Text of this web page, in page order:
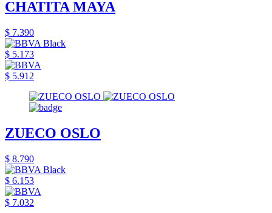
CHATITA MAYA
$ 7.390
$ 5.173
$ 5.912
ZUECO OSLO
$ 8.790
$ 6.153
$ 7.032